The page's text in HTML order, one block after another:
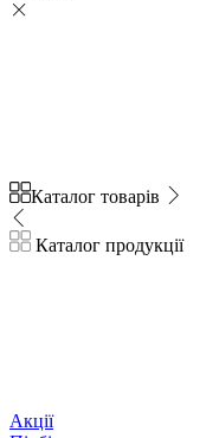
Каталог товарів
Каталог продукції
Акції